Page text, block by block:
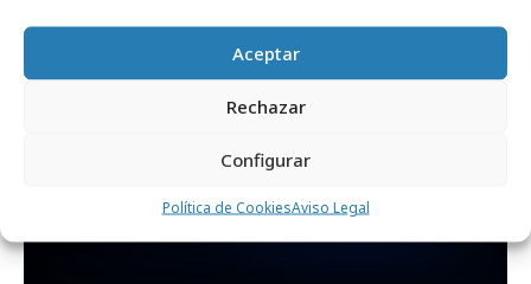
Aceptar
Rechazar
Configurar
Política de CookiesAviso Legal